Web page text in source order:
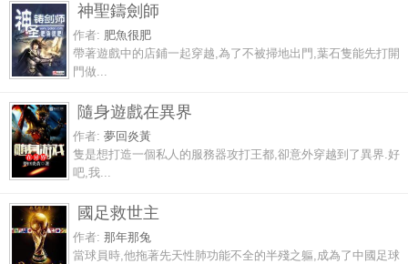
神聖鑄劍師
作者: 肥魚很肥
帶著遊戲中的店鋪一起穿越,為了不被掃地出門,葉石隻能先打開
門做...
隨身遊戲在異界
作者: 夢回炎黃
隻是想打造一個私人的服務器攻打王都,卻意外穿越到了異界.好
吧,我...
國足救世主
作者: 那年那兔
當球員時,他拖著先天性肺功能不全的半殘之軀,成為了中國足球